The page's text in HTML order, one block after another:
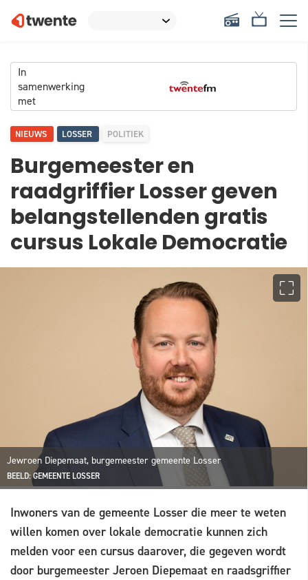
In
samenwerking
met
NIEUWS LOSSER POLITIEK
Burgemeester en
raadgriffier Losser geven
belangstellenden gratis
cursus Lokale Democratie
Jewroen Diepemaat, burgemeester gemeente Losser
BEELD: GEMEENTE LOSSER
Inwoners van de gemeente Losser die meer te weten
willen komen over lokale democratie kunnen zich
melden voor een cursus daarover, die gegeven wordt
door burgemeester Jeroen Diepemaat en raadsgriffier